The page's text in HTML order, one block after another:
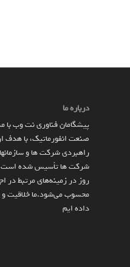
درباره ما
پیشگامان فناوری نت وب با
صنعت انفورماتیک، با هدف
شرکت ها تأسیس شده است.
روز در زمینه‌های مرتبط در
محسوب می‌شود.ما خلاقیت و
داده ایم